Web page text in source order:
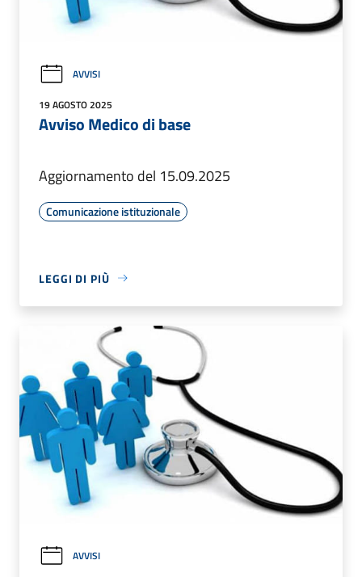
AVVISI
19 AGOSTO 2025
Avviso Medico di base
Aggiornamento del 15.09.2025
Comunicazione istituzionale
LEGGI DI PIÙ
AVVISI